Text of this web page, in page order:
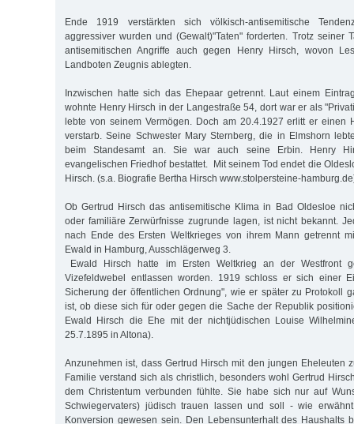
Ende 1919 verstärkten sich völkisch-antisemitische
aggressiver wurden und (Gewalt)"Taten" forderten. Trotz seiner
antisemitischen Angriffe auch gegen Henry Hirsch, wovon
Landboten Zeugnis ablegten.
Inzwischen hatte sich das Ehepaar getrennt. Laut einem
wohnte Henry Hirsch in der Langestraße 54, dort war er als
lebte von seinem Vermögen. Doch am 20.4.1927 erlitt er einen
verstarb. Seine Schwester Mary Sternberg, die in Elmshorn
beim Standesamt an. Sie war auch seine Erbin. Henry
evangelischen Friedhof bestattet. Mit seinem Tod endet die
Hirsch. (s.a. Biografie Bertha Hirsch www.stolpersteine-
Ob Gertrud Hirsch das antisemitische Klima in Bad Oldesloe
oder familiäre Zerwürfnisse zugrunde lagen, ist nicht bekannt.
nach Ende des Ersten Weltkrieges von ihrem Mann getrennt
Ewald in Hamburg, Ausschlägerweg 3.
Ewald Hirsch hatte im Ersten Weltkrieg an der Westfront
Vizefeldwebel entlassen worden. 1919 schloss er sich einer
Sicherung der öffentlichen Ordnung", wie er später zu Protokoll
ist, ob diese sich für oder gegen die Sache der Republik
Ewald Hirsch die Ehe mit der nichtjüdischen Louise
25.7.1895 in Altona).
Anzunehmen ist, dass Gertrud Hirsch mit den jungen Eheleuten
Familie verstand sich als christlich, besonders wohl Gertrud
dem Christentum verbunden fühlte. Sie habe sich nur auf
Schwiegervaters) jüdisch trauen lassen und soll - wie
Konversion gewesen sein. Den Lebensunterhalt des Haushalts